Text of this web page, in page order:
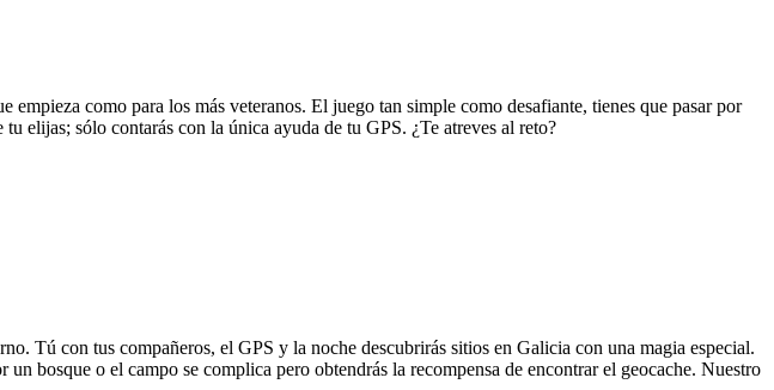
como para los más veteranos. El juego tan simple como desafiante, tienes que pasar por
elijas; sólo contarás con la única ayuda de tu GPS. ¿Te atreves al reto?
Tú con tus compañeros, el GPS y la noche descubrirás sitios en Galicia con una magia especial.
bosque o el campo se complica pero obtendrás la recompensa de encontrar el geocache. Nuestro